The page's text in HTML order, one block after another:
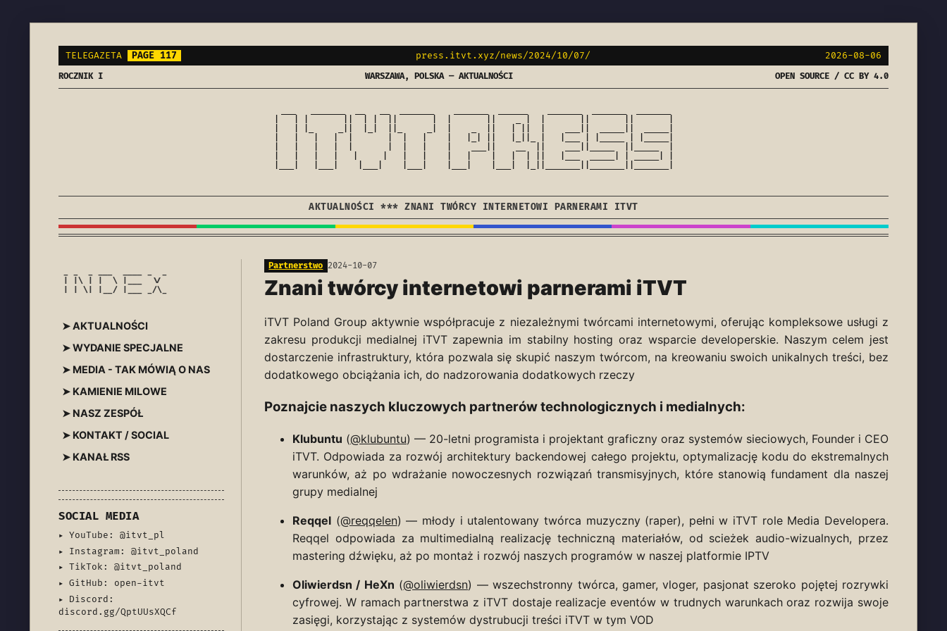
TELEGAZETA PAGE 117 press.itvt.xyz/news/2024/10/07/ 2026-08-06
ROCZNIK I WARSZAWA, POLSKA — AKTUALNOŚCI OPEN SOURCE / CC BY 4.0
AKTUALNOŚCI *** ZNANI TWÓRCY INTERNETOWI PARNERAMI ITVT
| |\ | |  \ |___  \/
| | \| |__/ |___ _/\_
➤ AKTUALNOŚCI
➤ WYDANIE SPECJALNE
➤ MEDIA - TAK MÓWIĄ O NAS
➤ KAMIENIE MILOWE
➤ NASZ ZESPÓŁ
➤ KONTAKT / SOCIAL
➤ KANAŁ RSS
SOCIAL MEDIA
▸ YouTube: @itvt_pl
▸ Instagram: @itvt_poland
▸ TikTok: @itvt_poland
▸ GitHub: open-itvt
▸ Discord:
discord.gg/QptUUsXQCf
Partnerstwo 2024-10-07
Znani twórcy internetowi parnerami iTVT
iTVT Poland Group aktywnie współpracuje z niezależnymi twórcami internetowymi, oferując kompleksowe usługi z
zakresu produkcji medialnej iTVT zapewnia im stabilny hosting oraz wsparcie developerskie. Naszym celem jest
dostarczenie infrastruktury, która pozwala się skupić naszym twórcom, na kreowaniu swoich unikalnych treści, bez
dodatkowego obciążania ich, do nadzorowania dodatkowych rzeczy
Poznajcie naszych kluczowych partnerów technologicznych i medialnych:
Klubuntu (@klubuntu) — 20-letni programista i projektant graficzny oraz systemów sieciowych, Founder i CEO
iTVT. Odpowiada za rozwój architektury backendowej całego projektu, optymalizację kodu do ekstremalnych
warunków, aż po wdrażanie nowoczesnych rozwiązań transmisyjnych, które stanowią fundament dla naszej
grupy medialnej
Reqqel (@reqqelen) — młody i utalentowany twórca muzyczny (raper), pełni w iTVT role Media Developera.
Reqqel odpowiada za multimedialną realizację techniczną materiałów, od scieżek audio-wizualnych, przez
mastering dźwięku, aż po montaż i rozwój naszych programów w naszej platformie IPTV
Oliwierdsn / HeXn (@oliwierdsn) — wszechstronny twórca, gamer, vloger, pasjonat szeroko pojętej rozrywki
cyfrowej. W ramach partnerstwa z iTVT dostaje realizacje eventów w trudnych warunkach oraz rozwija swoje
zasięgi, korzystając z systemów dystrubucji treści iTVT w tym VOD